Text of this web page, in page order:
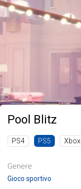
Pool Blitz
PS4 PS5
Genere
Gioco sportivo